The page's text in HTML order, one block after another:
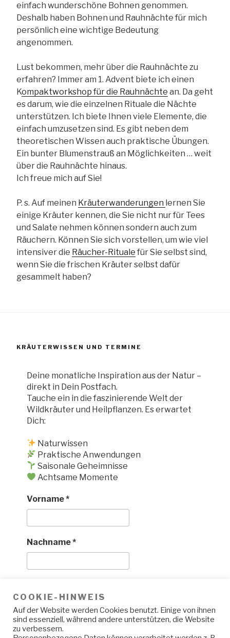
einfach wunderschöne Bohnen genommen.
Deshalb haben Bohnen und Rauhnächte für mich
persönlich eine wichtige Bedeutung
angenommen.
Lust bekommen, mehr über die Rauhnächte zu
erfahren? Immer am 1. Advent biete ich einen
Kompaktworkshop für die Rauhnächte an. Da geht
es darum, wie die einzelnen Rituale die Nächte
unterstützen. Ich biete Ihnen viele Elemente, die
einfach umzusetzen sind. Es gibt neben dem
theoretischen Wissen auch praktische Übungen.
Ein bunter Blumenstrauß an Möglichkeiten … weit
über die Rauhnächte hinaus.
Ich freue mich auf Sie!
P. s. Auf meinen Kräuterwanderungen lernen Sie
einige Kräuter kennen, die Sie nicht nur für Tees
und Salate nehmen können sondern auch zum
Räuchern. Können Sie sich vorstellen, um wie viel
intensiver die Räucher-Rituale für Sie selbst sind,
wenn Sie die frischen Kräuter selbst dafür
gesammelt haben?
KRÄUTERWISSEN UND TERMINE
Deine monatliche Inspiration aus der Natur –
direkt in Dein Postfach.
Tauche ein in die faszinierende Welt der
Wildkräuter und Heilpflanzen. Es erwartet
Dich:
Naturwissen
Praktische Anwendungen
Saisonale Geheimnisse
Achtsame Momente
Vorname*
Nachname*
Deine Daten bleiben privat. Lies die
COOKIE-HINWEIS
Auf der Website werden Cookies benutzt. Einige von ihnen
sind essenziell, während andere unterstützen, die Website
zu verbessern.